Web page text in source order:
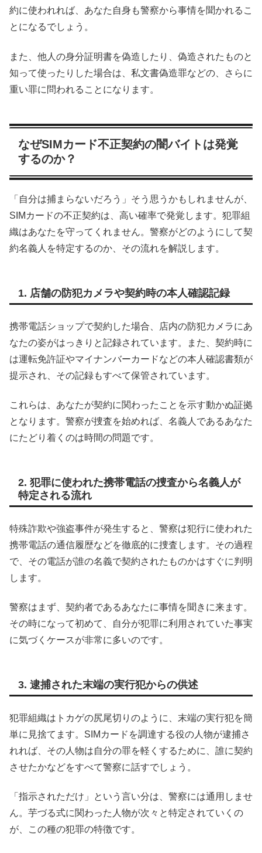
約に使われれば、あなた自身も警察から事情を聞かれるこ
とになるでしょう。
また、他人の身分証明書を偽造したり、偽造されたものと
知って使ったりした場合は、私文書偽造罪などの、さらに
重い罪に問われることになります。
なぜSIMカード不正契約の闇バイトは発覚
するのか？
「自分は捕まらないだろう」そう思うかもしれませんが、
SIMカードの不正契約は、高い確率で発覚します。犯罪組
織はあなたを守ってくれません。警察がどのようにして契
約名義人を特定するのか、その流れを解説します。
1. 店舗の防犯カメラや契約時の本人確認記録
携帯電話ショップで契約した場合、店内の防犯カメラにあ
なたの姿がはっきりと記録されています。また、契約時に
は運転免許証やマイナンバーカードなどの本人確認書類が
提示され、その記録もすべて保管されています。
これらは、あなたが契約に関わったことを示す動かぬ証拠
となります。警察が捜査を始めれば、名義人であるあなた
にたどり着くのは時間の問題です。
2. 犯罪に使われた携帯電話の捜査から名義人が
特定される流れ
特殊詐欺や強盗事件が発生すると、警察は犯行に使われた
携帯電話の通信履歴などを徹底的に捜査します。その過程
で、その電話が誰の名義で契約されたものかはすぐに判明
します。
警察はまず、契約者であるあなたに事情を聞きに来ます。
その時になって初めて、自分が犯罪に利用されていた事実
に気づくケースが非常に多いのです。
3. 逮捕された末端の実行犯からの供述
犯罪組織はトカゲの尻尾切りのように、末端の実行犯を簡
単に見捨てます。SIMカードを調達する役の人物が逮捕さ
れれば、その人物は自分の罪を軽くするために、誰に契約
させたかなどをすべて警察に話すでしょう。
「指示されただけ」という言い分は、警察には通用しませ
ん。芋づる式に関わった人物が次々と特定されていくの
が、この種の犯罪の特徴です。